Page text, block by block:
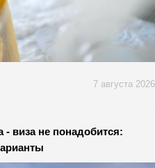
7 августа 2026
- виза не понадобится: